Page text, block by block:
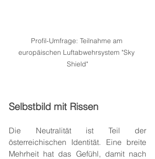
Profil-Umfrage: Teilnahme am
europäischen Luftabwehrsystem "Sky
Shield"
Selbstbild mit Rissen
Die Neutralität ist Teil der
österreichischen Identität. Eine breite
Mehrheit hat das Gefühl, damit nach